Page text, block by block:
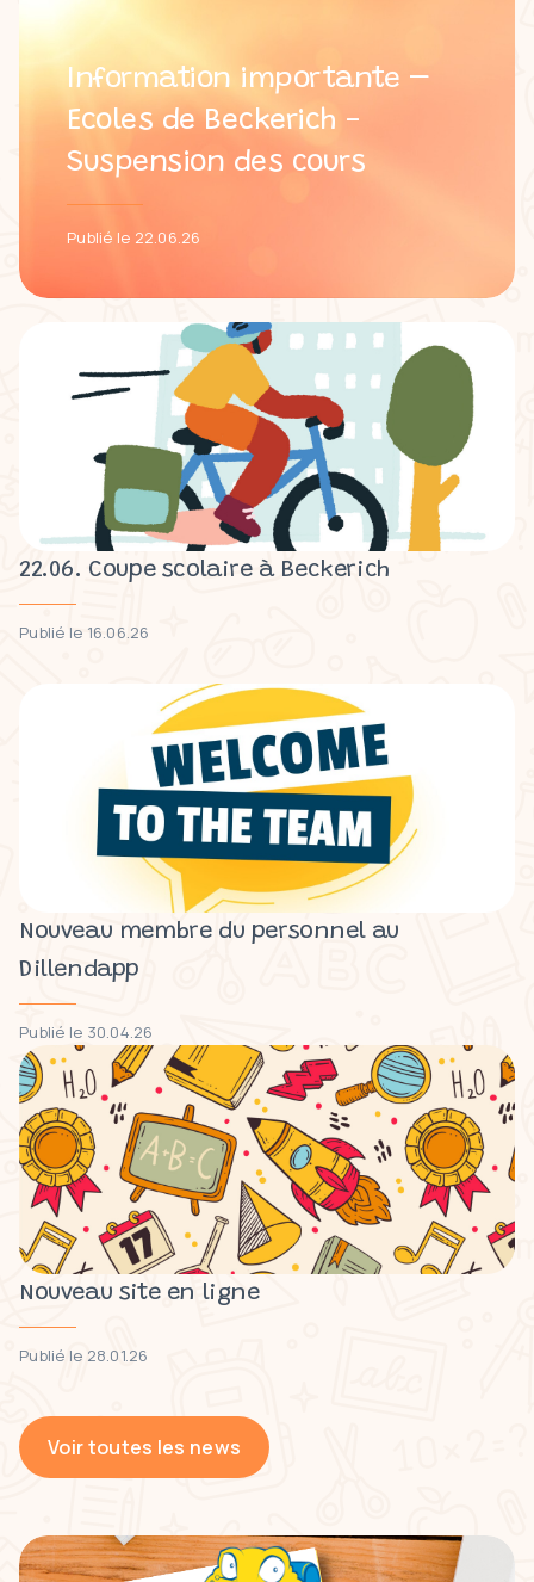
Information importante –
Ecoles de Beckerich -
Suspension des cours
Publié le 22.06.26
22.06. Coupe scolaire à Beckerich
Publié le 16.06.26
Nouveau membre du personnel au
Dillendapp
Publié le 30.04.26
Nouveau site en ligne
Publié le 28.01.26
Voir toutes les news